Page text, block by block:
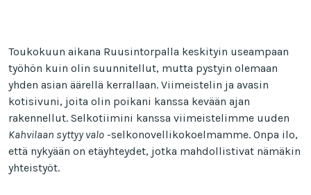
Toukokuun aikana Ruusintorpalla keskityin useampaan
työhön kuin olin suunnitellut, mutta pystyin olemaan
yhden asian äärellä kerrallaan. Viimeistelin ja avasin
kotisivuni, joita olin poikani kanssa kevään ajan
rakennellut. Selkotiimini kanssa viimeistelimme uuden
Kahvilaan syttyy valo -selkonovellikokoelmamme. Onpa ilo,
että nykyään on etäyhteydet, jotka mahdollistivat nämäkin
yhteistyöt.